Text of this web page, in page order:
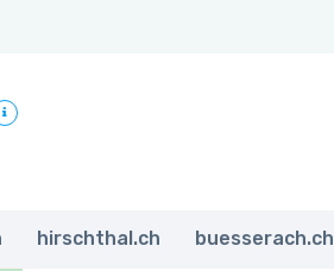
hirschthal.ch buesserach.ch